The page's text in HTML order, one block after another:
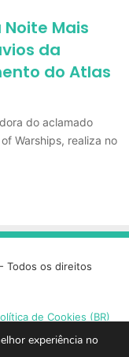
Mais
da
do Atlas
do aclamado
Warships, realiza no
- Todos os direitos
de Cookies (BR)
experiência no